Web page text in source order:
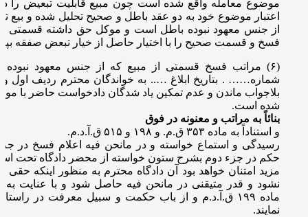
موضوع معامله واقع شده است چون مبیع قابلیت تبعیض را
اعتبار موضوع خود به دو عقد باطل و صحیح تحلیل شده و بیع
از جنس معهود نبوده باطل است و موکل حق داشته قسمتی
فسخ و قسمت صحیح را با اختیار حاصل از خیار تبعض صفقه
(۶) مراتب فسخ قسمتی از مبیع که از جنس معهود نبوده
شماره…… . بتاريخ ابلاغ ….. به خواندگان محترم ردیف اول و
بلاجواب ماندن و عدم تمکین یاد شدگان دادخواست حاضر با
شده است.
بنائاً به مراتب و معنونه در فوق
و استناداً به ماده ۳۵۳ ق.م. و ۱۹۸ و ۵۱۵ ق.آ.د.م.
رسیدگی و استماع خواسته و در مانحن فیه اعلام فسخ در
حکم در جزء دوم بشرح ستون خواسته از محضر دادگاه تحت
مزید امتنان خواهد بود آن دادگاه محترم به منظور اینکه حقی
نشود و قدر متیقنی در مانحن فیه حاصل شود و با عنایت به
ماده ۱۹۹ ق.آ.د.م و از باب حکمت و سبیل معرفت در
نمایند.